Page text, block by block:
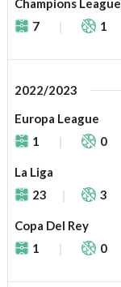
Champions League
7
1
2022/2023
Europa League
1
0
La Liga
23
3
Copa Del Rey
1
0